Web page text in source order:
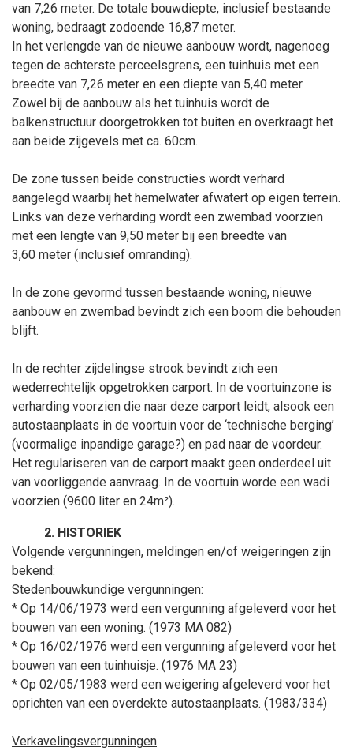
van 7,26 meter. De totale bouwdiepte, inclusief bestaande
woning, bedraagt zodoende 16,87 meter.
In het verlengde van de nieuwe aanbouw wordt, nagenoeg
tegen de achterste perceelsgrens, een tuinhuis met een
breedte van 7,26 meter en een diepte van 5,40 meter.
Zowel bij de aanbouw als het tuinhuis wordt de
balkenstructuur doorgetrokken tot buiten en overkraagt het
aan beide zijgevels met ca. 60cm.
De zone tussen beide constructies wordt verhard
aangelegd waarbij het hemelwater afwatert op eigen terrein.
Links van deze verharding wordt een zwembad voorzien
met een lengte van 9,50 meter bij een breedte van
3,60 meter (inclusief omranding).
In de zone gevormd tussen bestaande woning, nieuwe
aanbouw en zwembad bevindt zich een boom die behouden
blijft.
In de rechter zijdelingse strook bevindt zich een
wederrechtelijk opgetrokken carport. In de voortuinzone is
verharding voorzien die naar deze carport leidt, alsook een
autostaanplaats in de voortuin voor de ‘technische berging’
(voormalige inpandige garage?) en pad naar de voordeur.
Het regulariseren van de carport maakt geen onderdeel uit
van voorliggende aanvraag. In de voortuin worde een wadi
voorzien (9600 liter en 24m²).
HISTORIEK
Volgende vergunningen, meldingen en/of weigeringen zijn
bekend:
Stedenbouwkundige vergunningen:
* Op 14/06/1973 werd een vergunning afgeleverd voor het
bouwen van een woning. (1973 MA 082)
* Op 16/02/1976 werd een vergunning afgeleverd voor het
bouwen van een tuinhuisje. (1976 MA 23)
* Op 02/05/1983 werd een weigering afgeleverd voor het
oprichten van een overdekte autostaanplaats. (1983/334)
Verkavelingsvergunningen